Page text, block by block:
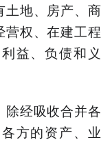
土地、房产、商
权、在建工程
益、负债和义
除经吸收合并各
方的资产、业